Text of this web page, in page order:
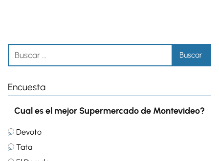
Encuesta
Cual es el mejor Supermercado de Montevideo?
Devoto
Tata